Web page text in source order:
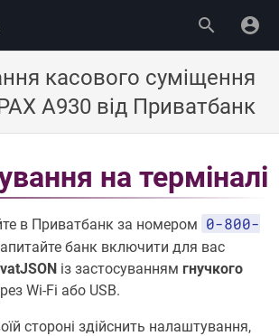
касового суміщення
A930 від Приватбанк
на терміналі
в Приватбанк за номером 0-800-
банк включити для вас
із застосуванням гнучкого
Wi-Fi або USB.
стороні здійснить налаштування,